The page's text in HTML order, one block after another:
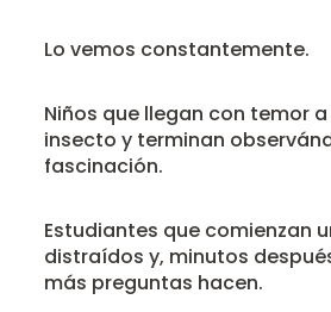
Lo vemos constantemente.
Niños que llegan con temor
insecto y terminan
fascinación.
Estudiantes que comienzan
distraídos y, minutos
más preguntas hacen.